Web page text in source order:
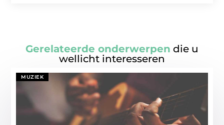
Gerelateerde onderwerpen die u
wellicht interesseren
MUZIEK